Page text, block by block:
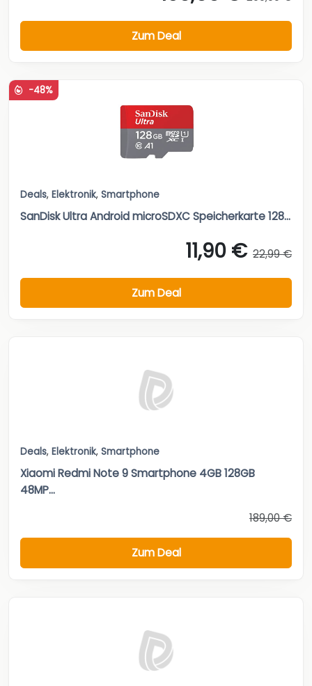
Zum Deal
-48%
Deals, Elektronik, Smartphone
SanDisk Ultra Android microSDXC Speicherkarte 128...
11,90 € 22,99 €
Zum Deal
Deals, Elektronik, Smartphone
Xiaomi Redmi Note 9 Smartphone 4GB 128GB
48MP...
189,00 €
Zum Deal